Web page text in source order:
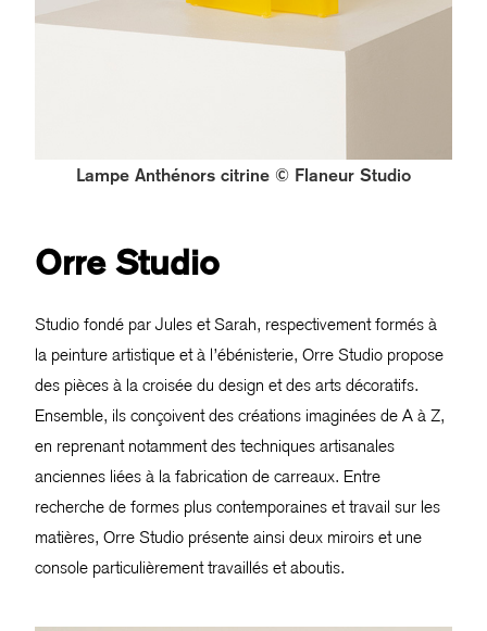
Lampe Anthénors citrine © Flaneur Studio
Orre Studio
Studio fondé par Jules et Sarah, respectivement formés à
la peinture artistique et à l’ébénisterie, Orre Studio propose
des pièces à la croisée du design et des arts décoratifs.
Ensemble, ils conçoivent des créations imaginées de A à Z,
en reprenant notamment des techniques artisanales
anciennes liées à la fabrication de carreaux. Entre
recherche de formes plus contemporaines et travail sur les
matières, Orre Studio présente ainsi deux miroirs et une
console particulièrement travaillés et aboutis.